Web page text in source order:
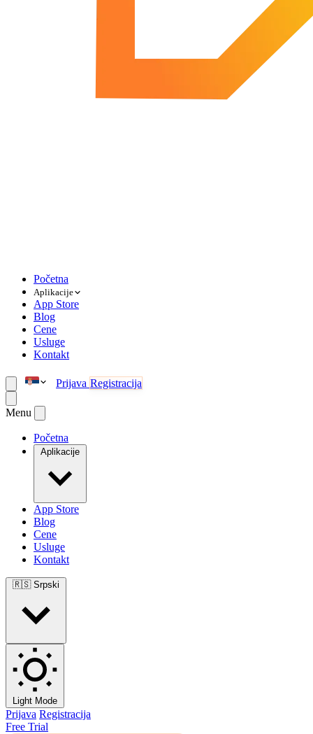
Početna
Aplikacije
App Store
Blog
Cene
Usluge
Kontakt
Prijava Registracija
Menu
Početna
Aplikacije
App Store
Blog
Cene
Usluge
Kontakt
🇷🇸 Srpski
Light Mode
Prijava Registracija
Free Trial